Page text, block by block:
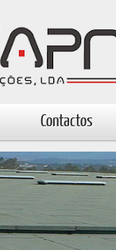
Contactos